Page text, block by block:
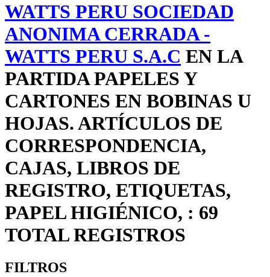
WATTS PERU SOCIEDAD
ANONIMA CERRADA -
WATTS PERU S.A.C EN LA
PARTIDA PAPELES Y
CARTONES EN BOBINAS U
HOJAS. ARTÍCULOS DE
CORRESPONDENCIA,
CAJAS, LIBROS DE
REGISTRO, ETIQUETAS,
PAPEL HIGIÉNICO, : 69
TOTAL REGISTROS
FILTROS